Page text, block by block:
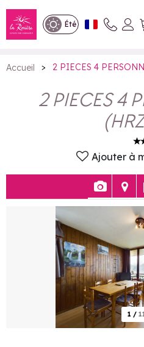
Été
2 PIECES 4
Accueil > 2 PIECES 4
2 PIECES 4
(
Ajouter à
1 /